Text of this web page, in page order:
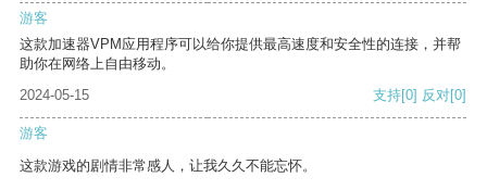
游客
这款加速器VPM应用程序可以给你提供最高速度和安全性的连接，并帮
助你在网络上自由移动。
2024-05-15
支持[0] 反对[0]
游客
这款游戏的剧情非常感人，让我久久不能忘怀。